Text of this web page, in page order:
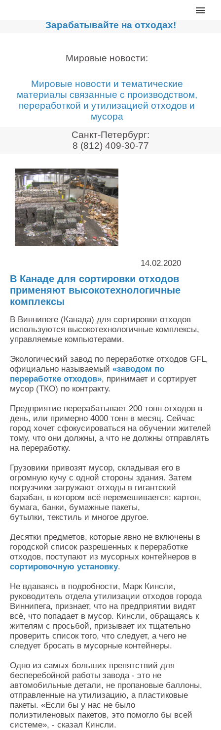
Главная
Сортировочные линии
Дробильное оборудование
Компакторы, контейнеры
Реализованные проекты
Видео
Новости компании
Мировые новости
О нас
Контакты
Оставить заявку
Зарабатывайте на отходах!
Мировые новости:
Мировые новости и тематические
материалы связанные с производством,
переработкой и утилизацией отходов и
мусора
Санкт-Петербург:
8 (812) 409-30-77
14.02.2020
В Канаде для сортировки отходов
применяют высокотехнологичные
комплексы
В Виннипеге (Канада) для сортировки отходов
используются высокотехнологичные комплексы,
управляемые компьютерами.
Экологический завод по переработке отходов GFL,
официально называемый «заводом по
переработке отходов», принимает и сортирует
мусор (ТКО) по контракту.
Предприятие перерабатывает 200 тонн отходов в
день, или примерно 4000 тонн в месяц. Сейчас
город хочет сфокусироваться на обучении жителей
тому, что они должны, а что не должны отправлять
на переработку.
Грузовики привозят мусор, складывая его в
огромную кучу с одной стороны здания. Затем
погрузчики загружают отходы в гигантский
барабан, в котором всё перемешивается: картон,
бумага, банки, бумажные пакеты,
бутылки, текстиль и многое другое.
Десятки предметов, которые явно не включены в
городской список разрешенных к переработке
отходов, поступают из мусорных контейнеров в
сортировочную установку.
Не вдаваясь в подробности, Марк Кинсли,
руководитель отдела утилизации отходов города
Виннипега, признает, что на предприятии видят
всё, что попадает в мусор. Кинсли, обращаясь к
жителям с просьбой, призывает их тщательно
проверить список того, что следует, а чего не
следует бросать в мусорные контейнеры.
Одно из самых больших препятствий для
бесперебойной работы завода - это не
автомобильные детали, не пропановые баллоны,
отправленные на утилизацию, а пластиковые
пакеты. «Если бы у нас не было
полиэтиленовых пакетов, это помогло бы всей
системе», - сказал Кинсли.